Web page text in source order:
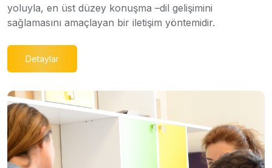
yoluyla, en üst düzey konuşma –dil gelişimini
sağlamasını amaçlayan bir iletişim yöntemidir.
Detaylar